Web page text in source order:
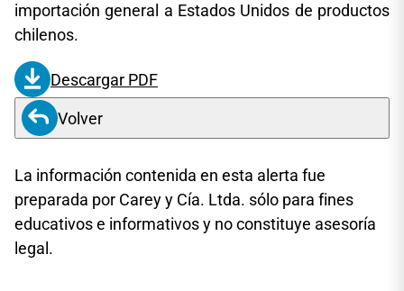
importación general a Estados Unidos de productos
chilenos.
Descargar PDF
Volver
La información contenida en esta alerta fue
preparada por Carey y Cía. Ltda. sólo para fines
educativos e informativos y no constituye asesoría
legal.